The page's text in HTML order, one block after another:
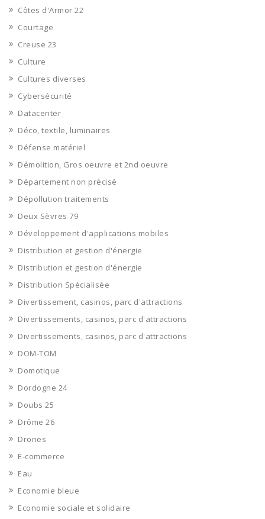
Côtes d'Armor 22
Courtage
Creuse 23
Culture
Cultures diverses
Cybersécurité
Datacenter
Déco, textile, luminaires
Défense matériel
Démolition, Gros oeuvre et 2nd oeuvre
Département non précisé
Dépollution traitements
Deux Sèvres 79
Développement d'applications mobiles
Distribution et gestion d'énergie
Distribution et gestion d'énergie
Distribution Spécialisée
Divertissement, casinos, parc d'attractions
Divertissements, casinos, parc d'attractions
Divertissements, casinos, parc d'attractions
DOM-TOM
Domotique
Dordogne 24
Doubs 25
Drôme 26
Drones
E-commerce
Eau
Economie bleue
Economie sociale et solidaire